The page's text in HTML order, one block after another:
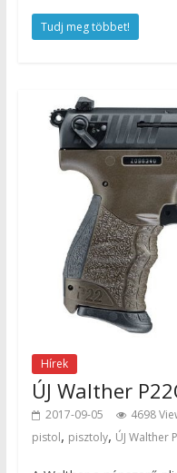
Tudj meg többet!
Hírek
ÚJ Walther
2017-09-05 4698
pistol, pisztoly, ÚJ Walther